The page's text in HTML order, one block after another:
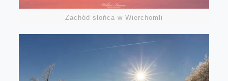
Zachód słońca w Wierchomli